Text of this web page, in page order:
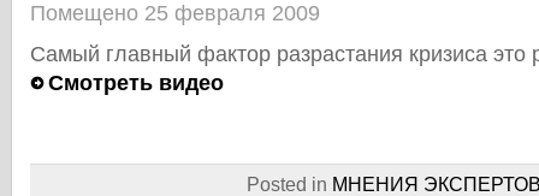
Помещено 25 февраля 2009
Самый главный фактор разрастания кризиса это
Смотреть видео
Posted in МНЕНИЯ